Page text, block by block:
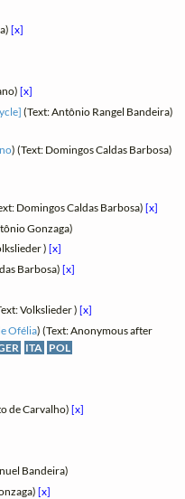
[x]
[x]
(Text: Antônio Rangel Bandeira)
) (Text: Domingos Caldas Barbosa)
Domingos Caldas Barbosa)[x]
Gonzaga)
)[x]
Barbosa)[x]
Volkslieder )[x]
Ofélia) (Text: Anonymous after
ITA POL
de Carvalho)[x]
Bandeira)
[x]